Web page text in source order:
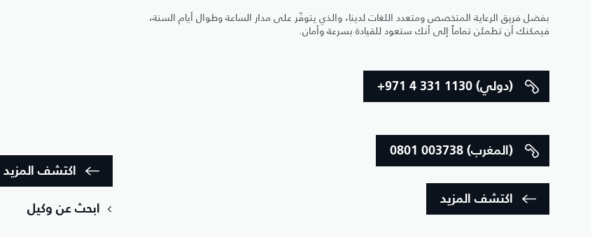
بفضل فريق الرعاية المتخصص ومتعدد اللغات لدينا، والذي يتوفّر على مدار الساعة وطوال أيام السنة،
فيمكنك أن تطمئن تماماً إلى أنك ستعود للقيادة بسرعة وأمان.
+971 4 331 1130 (دولي)
0801 003738 (المغرب)
اكتشف المزيد
اكتشف المزيد
ابحث عن وكيل